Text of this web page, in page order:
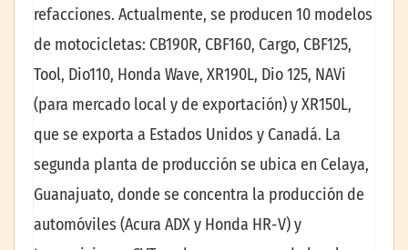
refacciones. Actualmente, se producen 10 modelos
de motocicletas: CB190R, CBF160, Cargo, CBF125,
Tool, Dio110, Honda Wave, XR190L, Dio 125, NAVi
(para mercado local y de exportación) y XR150L,
que se exporta a Estados Unidos y Canadá. La
segunda planta de producción se ubica en Celaya,
Guanajuato, donde se concentra la producción de
automóviles (Acura ADX y Honda HR-V) y